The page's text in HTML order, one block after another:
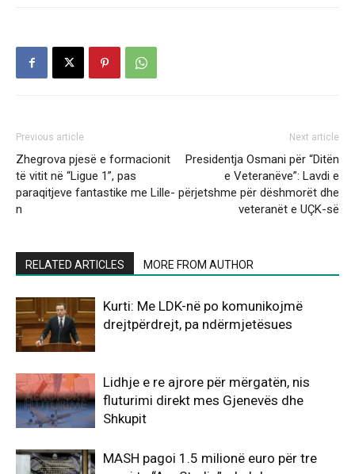
Previous article
Zhegrova pjesë e formacionit
të vitit në “Ligue 1”, pas
paraqitjeve fantastike me Lille-
n
Next article
Presidentja Osmani për “Ditën
e Veteranëve”: Lavdi e
përjetshme për dëshmorët dhe
veteranët e UÇK-së
RELATED ARTICLES MORE FROM AUTHOR
Kurti: Me LDK-në po komunikojmë
drejtpërdrejt, pa ndërmjetësues
Lidhje e re ajrore për mërgatën, nis
fluturimi direkt mes Gjenevës dhe
Shkupit
MASH pagoi 1.5 milionë euro për tre